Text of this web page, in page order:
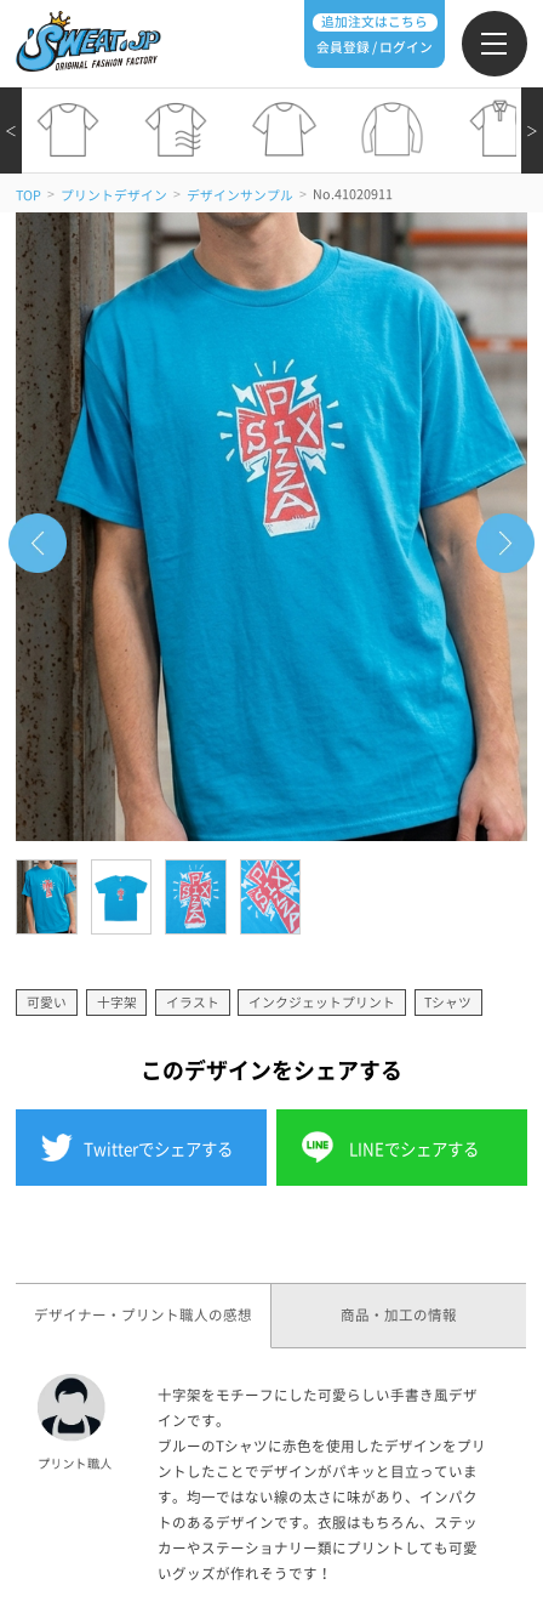
追加注文はこちら
会員登録 / ログイン
＞
＜
TOP > プリントデザイン > デザインサンプル > No.41020911
可愛い 十字架 イラスト インクジェットプリント Tシャツ
このデザインをシェアする
Twitterでシェアする LINEでシェアする
デザイナー・プリント職人の感想 商品・加工の情報
十字架をモチーフにした可愛らしい手書き風デザ
インです。
ブルーのTシャツに赤色を使用したデザインをプリ
ントしたことでデザインがパキッと目立っていま
す。均一ではない線の太さに味があり、インパク
トのあるデザインです。衣服はもちろん、ステッ
カーやステーショナリー類にプリントしても可愛
いグッズが作れそうです！